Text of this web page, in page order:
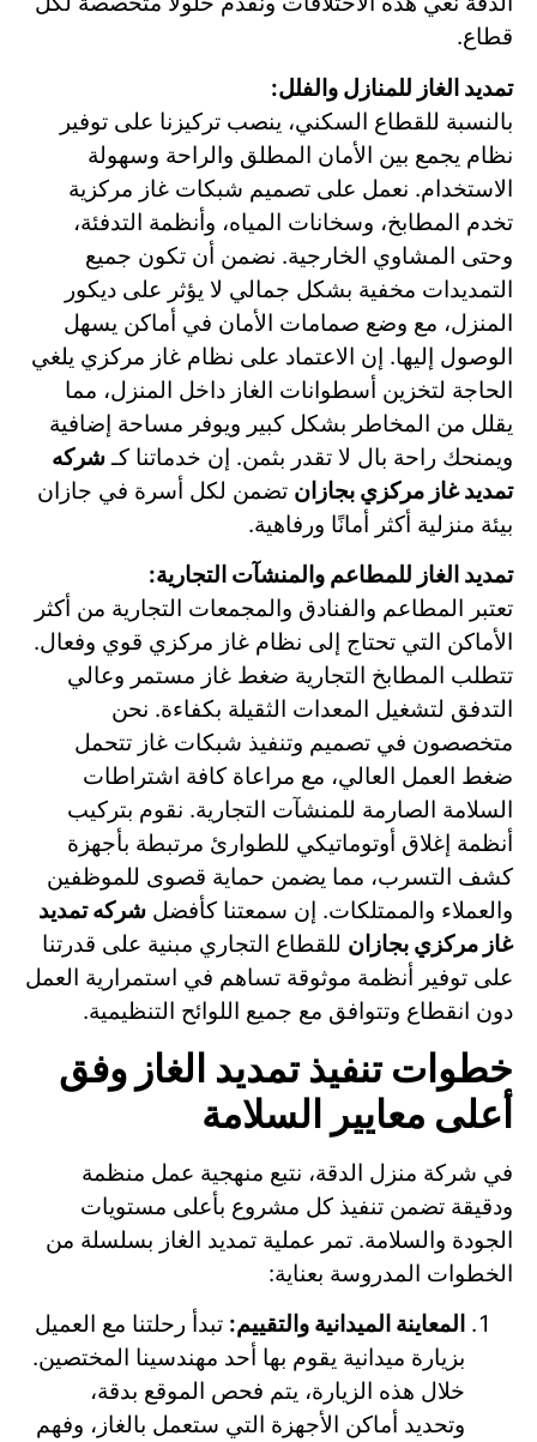
قطاع.
تمديد الغاز للمنازل والفلل:
بالنسبة للقطاع السكني، ينصب تركيزنا على توفير
نظام يجمع بين الأمان المطلق والراحة وسهولة
الاستخدام. نعمل على تصميم شبكات غاز مركزية
تخدم المطابخ، وسخانات المياه، وأنظمة التدفئة،
وحتى المشاوي الخارجية. نضمن أن تكون جميع
التمديدات مخفية بشكل جمالي لا يؤثر على ديكور
المنزل، مع وضع صمامات الأمان في أماكن يسهل
الوصول إليها. إن الاعتماد على نظام غاز مركزي يلغي
الحاجة لتخزين أسطوانات الغاز داخل المنزل، مما
يقلل من المخاطر بشكل كبير ويوفر مساحة إضافية
ويمنحك راحة بال لا تقدر بثمن. إن خدماتنا كـشركه
تمديد غاز مركزي بجازان تضمن لكل أسرة في جازان
بيئة منزلية أكثر أمانًا ورفاهية.
تمديد الغاز للمطاعم والمنشآت التجارية:
تعتبر المطاعم والفنادق والمجمعات التجارية من أكثر
الأماكن التي تحتاج إلى نظام غاز مركزي قوي وفعال.
تتطلب المطابخ التجارية ضغط غاز مستمر وعالي
التدفق لتشغيل المعدات الثقيلة بكفاءة. نحن
متخصصون في تصميم وتنفيذ شبكات غاز تتحمل
ضغط العمل العالي، مع مراعاة كافة اشتراطات
السلامة الصارمة للمنشآت التجارية. نقوم بتركيب
أنظمة إغلاق أوتوماتيكي للطوارئ مرتبطة بأجهزة
كشف التسرب، مما يضمن حماية قصوى للموظفين
والعملاء والممتلكات. إن سمعتنا كأفضل شركه تمديد
غاز مركزي بجازان للقطاع التجاري مبنية على قدرتنا
على توفير أنظمة موثوقة تساهم في استمرارية العمل
دون انقطاع وتتوافق مع جميع اللوائح التنظيمية.
خطوات تنفيذ تمديد الغاز وفق
أعلى معايير السلامة
في شركة منزل الدقة، نتبع منهجية عمل منظمة
ودقيقة تضمن تنفيذ كل مشروع بأعلى مستويات
الجودة والسلامة. تمر عملية تمديد الغاز بسلسلة من
الخطوات المدروسة بعناية:
المعاينة الميدانية والتقييم: تبدأ رحلتنا مع العميل
بزيارة ميدانية يقوم بها أحد مهندسينا المختصين.
خلال هذه الزيارة، يتم فحص الموقع بدقة،
وتحديد أماكن الأجهزة التي ستعمل بالغاز، وفهم